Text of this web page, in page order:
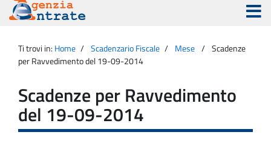
servizio
Agenzia
Entrate
Apri
menu
principale
Ti trovi in: Home Scadenzario Fiscale Mese
Scadenze
per Ravvedimento del 19-09-2014
Scadenze per Ravvedimento
del 19-09-2014